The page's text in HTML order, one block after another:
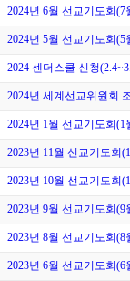
2024년 6월 선교기도회
2024년 5월 선교기도회
2024 센더스쿨 신청
2024년 세계선교위원회
2024년 1월 선교기도회
2023년 11월 선교기도회
2023년 10월 선교기도회
2023년 9월 선교기도회
2023년 8월 선교기도회
2023년 6월 선교기도회